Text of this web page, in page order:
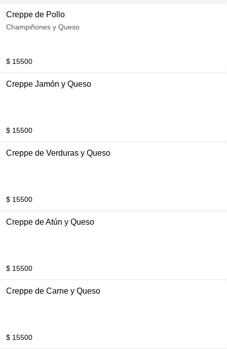
Creppe de Pollo
Champiñones y Queso
$ 15500
Creppe Jamón y Queso
$ 15500
Creppe de Verduras y Queso
$ 15500
Creppe de Atún y Queso
$ 15500
Creppe de Carne y Queso
$ 15500